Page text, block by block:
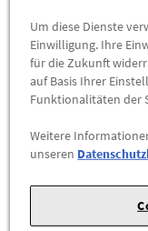
kunden@ford.com|
Zum Verkauf
Um diese Dienste
Einwilligung. Ihre
für die Zukunft
auf Basis Ihrer
Funktionalitäten der
Weitere
unseren